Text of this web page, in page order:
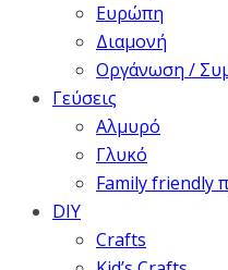
Ευρώπη
Διαμονή
Οργάνωση /
Γεύσεις
Αλμυρό
Γλυκό
Family friendly
DIY
Crafts